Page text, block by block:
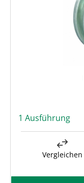
1 Ausführung
Vergleichen